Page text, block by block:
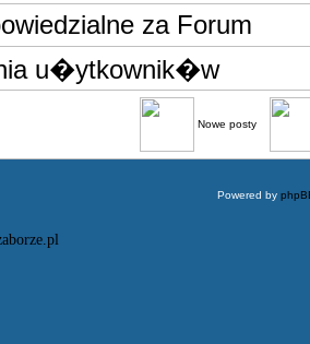
za Forum
u�ytkownik�w
Nowe posty
Powered by